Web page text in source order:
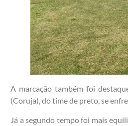
A marcação também foi
(Coruja), do time de preto, se
Já a segundo tempo foi mais